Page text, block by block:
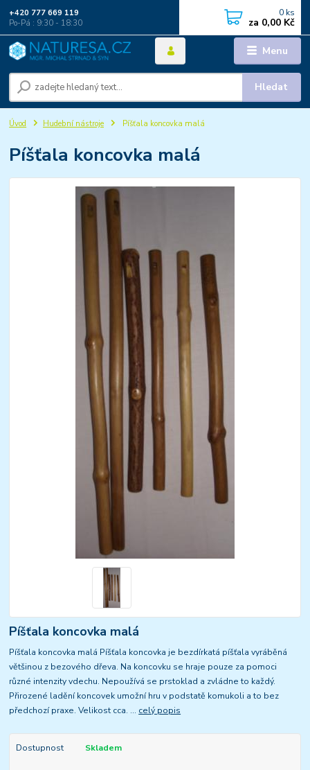
Menu
Hledat
+420 777 669 119
Po-Pá : 9:30 - 18:30
0 ks
za 0,00 Kč
Úvod Hudební nástroje Píšťala koncovka malá
Píšťala koncovka malá
Píšťala koncovka malá
Píšťala koncovka malá Píšťala koncovka je bezdírkatá píšťala vyráběná
většinou z bezového dřeva. Na koncovku se hraje pouze za pomoci
různé intenzity vdechu. Nepoužívá se prstoklad a zvládne to každý.
Přirozené ladění koncovek umožní hru v podstatě komukoli a to bez
předchozí praxe. Velikost cca. ... celý popis
Dostupnost Skladem